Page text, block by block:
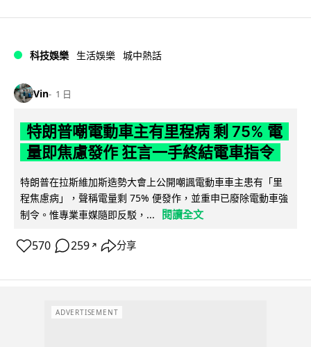
科技娛樂 生活娛樂 城中熱話
Vin 1 日
特朗普嘲電動車主有里程病 剩 75% 電
量即焦慮發作 狂言一手終結電車指令
特朗普在拉斯維加斯造勢大會上公開嘲諷電動車車主患有「里
程焦慮病」，聲稱電量剩 75% 便發作，並重申已廢除電動車強
制令。惟專業車媒隨即反駁，...
閱讀全文
570 259 ↗ 分享
ADVERTISEMENT